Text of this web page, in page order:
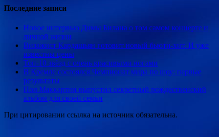
Последние записи
Новое интервью Димы Билана о том самом концерте и
личной жизни
Визажист Кардашьян готовит новый бьюти-хит. И уже
известны цены
Топ-10 звёзд с очень красивыми ногами
В Кремле состоялся Чемпионат мира по шоу: первые
результаты
Пол Маккартни выпустил секретный рождественский
альбом для своей семьи
При цитировании ссылка на источник обязательна.